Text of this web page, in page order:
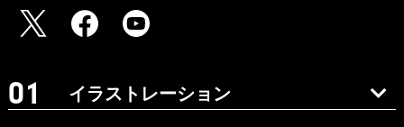
イラストレーション